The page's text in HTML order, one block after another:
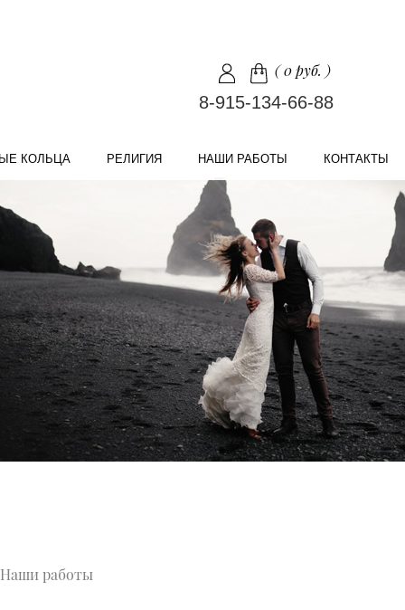
(0 руб. )
8-915-134-66-88
КОЛЬЦА РЕЛИГИЯ НАШИ РАБОТЫ КОНТАКТЫ
Наши работы